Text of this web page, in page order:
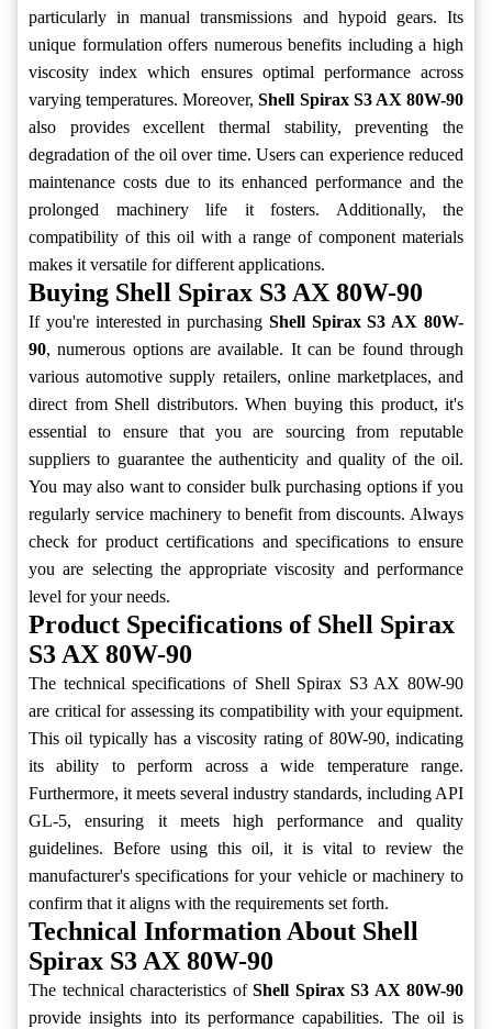
particularly in manual transmissions and hypoid gears. Its
unique formulation offers numerous benefits including a high
viscosity index which ensures optimal performance across
varying temperatures. Moreover,Shell Spirax S3 AX 80W-90
also provides excellent thermal stability, preventing the
degradation of the oil over time. Users can experience reduced
maintenance costs due to its enhanced performance and the
prolonged machinery life it fosters. Additionally, the
compatibility of this oil with a range of component materials
makes it versatile for different applications.
Buying Shell Spirax S3 AX 80W-90
If you're interested in purchasing Shell Spirax S3 AX 80W-
90, numerous options are available. It can be found through
various automotive supply retailers, online marketplaces, and
direct from Shell distributors. When buying this product, it's
essential to ensure that you are sourcing from reputable
suppliers to guarantee the authenticity and quality of the oil.
You may also want to consider bulk purchasing options if you
regularly service machinery to benefit from discounts. Always
check for product certifications and specifications to ensure
you are selecting the appropriate viscosity and performance
level for your needs.
Product Specifications of Shell Spirax
S3 AX 80W-90
The technical specifications of Shell Spirax S3 AX 80W-90
are critical for assessing its compatibility with your equipment.
This oil typically has a viscosity rating of 80W-90, indicating
its ability to perform across a wide temperature range.
Furthermore, it meets several industry standards, including API
GL-5, ensuring it meets high performance and quality
guidelines. Before using this oil, it is vital to review the
manufacturer's specifications for your vehicle or machinery to
confirm that it aligns with the requirements set forth.
Technical Information About Shell
Spirax S3 AX 80W-90
The technical characteristics of Shell Spirax S3 AX 80W-90
provide insights into its performance capabilities. The oil is